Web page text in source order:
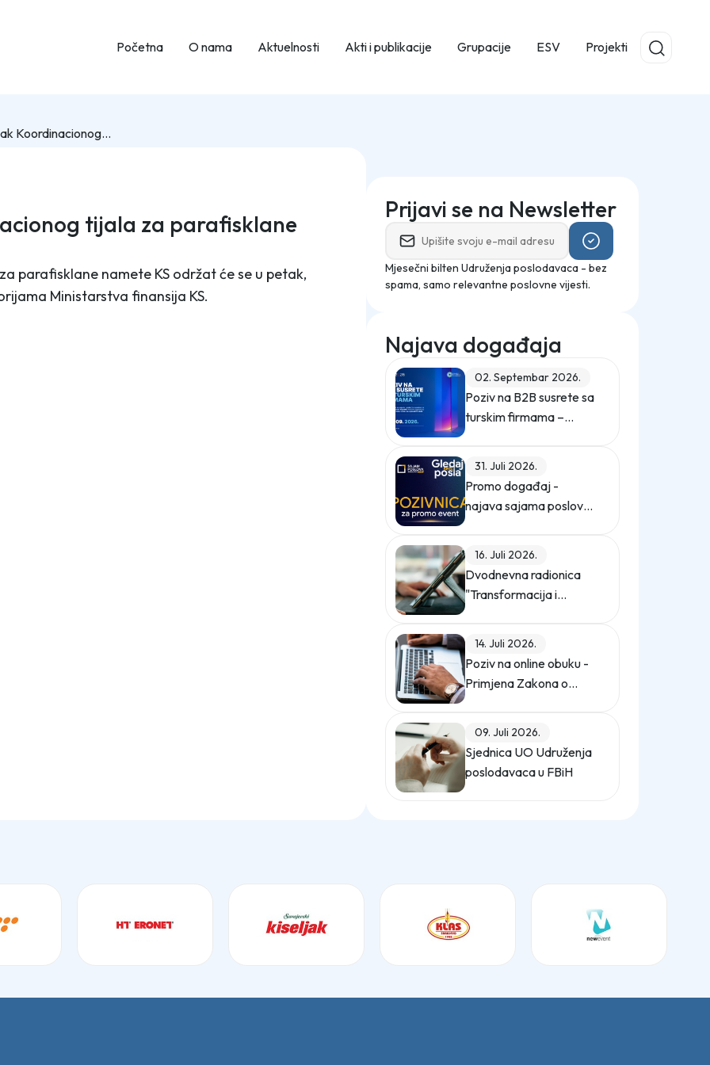
Početna O nama Aktuelnosti Akti i publikacije Grupacije ESV Projekti
Četvrti sastanak Koordinacionog tijala za parafisklane namete KS
tijala za parafisklane
parafisklane namete KS održat će se u petak,
Ministarstva finansija KS.
Prijavi se na Newsletter
Mjesečni bilten Udruženja poslodavaca - bez
spama, samo relevantne poslovne vijesti.
Najava događaja
02. Septembar 2026.
Poziv na B2B susrete sa
turskim firmama –
ZEPS 2026
31. Juli 2026.
Promo događaj -
najava sajama poslova
"Gledaj sebi posla"
16. Juli 2026.
Dvodnevna radionica
"Transformacija i
digitalizacija
14. Juli 2026.
Poziv na online obuku -
Primjena Zakona o
09. Juli 2026.
Sjednica UO Udruženja
poslodavaca u FBiH